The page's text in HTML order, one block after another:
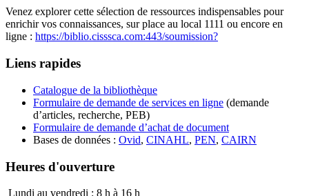
Venez explorer cette sélection de ressources indispensables pour
enrichir vos connaissances, sur place au local 1111 ou encore en
ligne : https://biblio.cisssca.com:443/soumission?
Liens rapides
Catalogue de la bibliothèque
Formulaire de demande de services en ligne (demande
d’articles, recherche, PEB)
Formulaire de demande d’achat de document
Bases de données : Ovid, CINAHL, PEN, CAIRN
Heures d'ouverture
Lundi au vendredi : 8 h à 16 h